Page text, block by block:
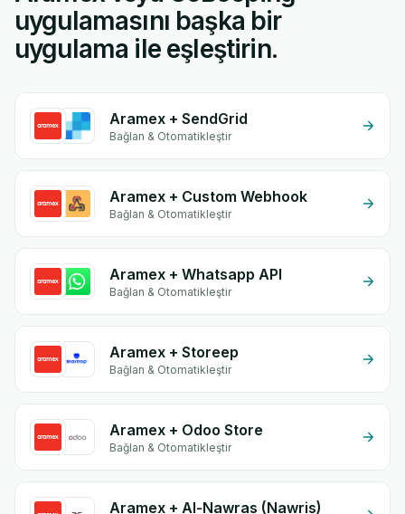
uygulamasını başka bir
uygulama ile eşleştirin.
Aramex + SendGrid
Bağlan & Otomatikleştir
Aramex + Custom Webhook
Bağlan & Otomatikleştir
Aramex + Whatsapp API
Bağlan & Otomatikleştir
Aramex + Storeep
Bağlan & Otomatikleştir
Aramex + Odoo Store
Bağlan & Otomatikleştir
Aramex + Al-Nawras (Nawris)